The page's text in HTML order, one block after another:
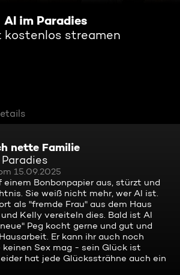
Al im Paradies
streamen
nette Familie
15.09.2025
Bonbonpapier aus, stürzt und
Sie weiß nicht mehr, wer Al ist.
als "fremde Frau" aus dem Haus
Kelly vereiteln dies. Bald ist Al
Peg kocht gerne und gut und
Er kann ihr auch noch
keinen Sex mag - sein Glück ist
hat jede Glückssträhne auch ein